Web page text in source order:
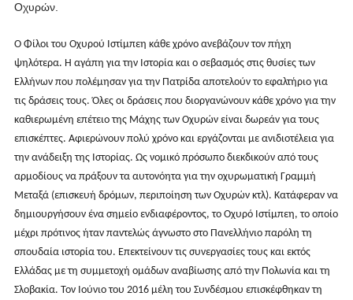
Οχυρών.
Ο Φίλοι του Οχυρού Ιστίμπεη κάθε χρόνο ανεβάζουν τον πήχη
ψηλότερα. Η αγάπη για την Ιστορία και ο σεβασμός στις θυσίες των
Ελλήνων που πολέμησαν για την Πατρίδα αποτελούν το εφαλτήριο για
τις δράσεις τους. Όλες οι δράσεις που διοργανώνουν κάθε χρόνο για την
καθιερωμένη επέτειο της Μάχης των Οχυρών είναι δωρεάν για τους
επισκέπτες. Αφιερώνουν πολύ χρόνο και εργάζονται με ανιδιοτέλεια για
την ανάδειξη της Ιστορίας. Ως νομικό πρόσωπο διεκδικούν από τους
αρμοδίους να πράξουν τα αυτονόητα για την οχυρωματική Γραμμή
Μεταξά (επισκευή δρόμων, περιποίηση των Οχυρών κτλ). Κατάφεραν να
δημιουργήσουν ένα σημείο ενδιαφέροντος, το Οχυρό Ιστίμπεη, το οποίο
μέχρι πρότινος ήταν παντελώς άγνωστο στο Πανελλήνιο παρόλη τη
σπουδαία ιστορία του. Επεκτείνουν τις συνεργασίες τους και εκτός
Ελλάδας με τη συμμετοχή ομάδων αναβίωσης από την Πολωνία και τη
Σλοβακία. Τον Ιούνιο του 2016 μέλη του Συνδέσμου επισκέφθηκαν τη